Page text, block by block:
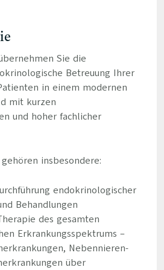
Sie die
Betreuung Ihrer
in einem modernen
mit kurzen
und hoher fachlicher
insbesondere:
endokrinologischer
Behandlungen
des gesamten
Erkrankungsspektrums –
Nebennieren-
über